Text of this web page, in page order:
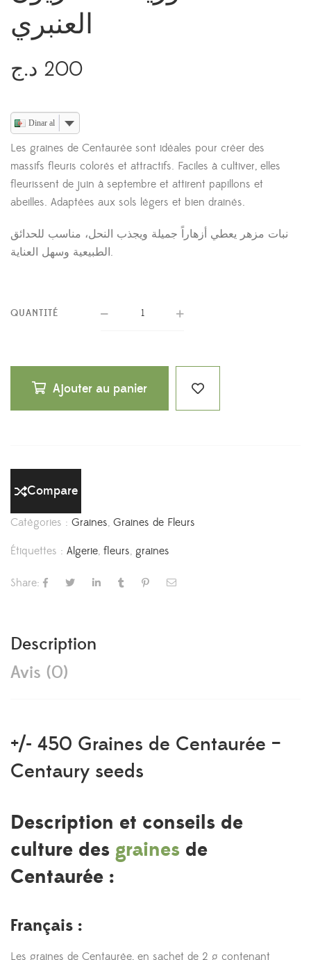
العنبري
200 د.ج
Dinar algerien
Les graines de Centaurée sont idéales pour créer des
massifs fleuris colorés et attractifs. Faciles à cultiver, elles
fleurissent de juin à septembre et attirent papillons et
abeilles. Adaptées aux sols légers et bien drainés.
نبات مزهر يعطي أزهاراً جميلة ويجذب النحل، مناسب للحدائق
الطبيعية وسهل العناية.
QUANTITÉ
Ajouter au panier
Compare
Catégories : Graines, Graines de Fleurs
Étiquettes : Algerie, fleurs, graines
Share:
Description
Avis (0)
+/- 450 Graines de Centaurée –
Centaury seeds
Description et conseils de
culture des graines de
Centaurée :
Français :
Les graines de Centaurée, en sachet de 2 g contenant